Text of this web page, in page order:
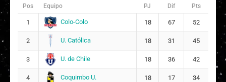
1
3
Fernanda Antonia Guerrero Atenas
17
1
6
Alessandra Grace Valle Clements
15
Pos Equipo PJ Dif Pts
1 Colo-Colo 18 67 52
2 U. Católica 18 31 45
3 U. de Chile 18 36 42
4 Coquimbo U. 18 17 34